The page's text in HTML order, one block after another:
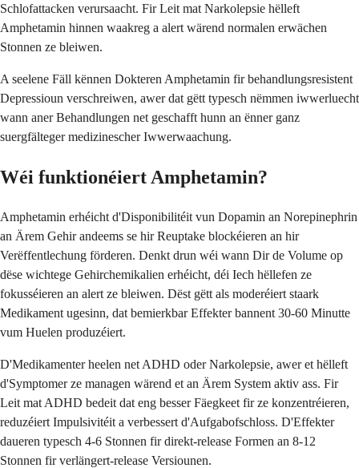
Schlofattacken verursaacht. Fir Leit mat Narkolepsie hëlleft
Amphetamin hinnen waakreg a alert wärend normalen erwächen
Stonnen ze bleiwen.
A seelene Fäll kënnen Dokteren Amphetamin fir behandlungsresistent
Depressioun verschreiwen, awer dat gëtt typesch nëmmen iwwerluecht
wann aner Behandlungen net geschafft hunn an ënner ganz
suergfälteger medizinescher Iwwerwaachung.
Wéi funktionéiert Amphetamin?
Amphetamin erhéicht d'Disponibilitéit vun Dopamin an Norepinephrin
an Ärem Gehir andeems se hir Reuptake blockéieren an hir
Verëffentlechung förderen. Denkt drun wéi wann Dir de Volume op
dëse wichtege Gehirchemikalien erhéicht, déi Iech hëllefen ze
fokusséieren an alert ze bleiwen. Dëst gëtt als moderéiert staark
Medikament ugesinn, dat bemierkbar Effekter bannent 30-60 Minutte
vum Huelen produzéiert.
D'Medikamenter heelen net ADHD oder Narkolepsie, awer et hëlleft
d'Symptomer ze managen wärend et an Ärem System aktiv ass. Fir
Leit mat ADHD bedeit dat eng besser Fäegkeet fir ze konzentréieren,
reduzéiert Impulsivitéit a verbessert d'Aufgabofschloss. D'Effekter
daueren typesch 4-6 Stonnen fir direkt-release Formen an 8-12
Stonnen fir verlängert-release Versiounen.